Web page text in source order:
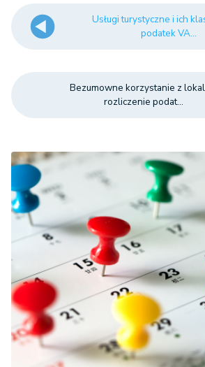
Usługi turystyczne i ich
podatek VA...
Bezumowne korzystanie z
rozliczenie podat...